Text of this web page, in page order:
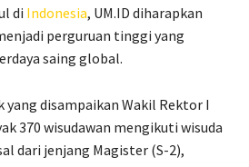
di Indonesia, UM.ID diharapkan
perguruan tinggi yang
saing global.
yang disampaikan Wakil Rektor I
370 wisudawan mengikuti wisuda
dari jenjang Magister (S-2),